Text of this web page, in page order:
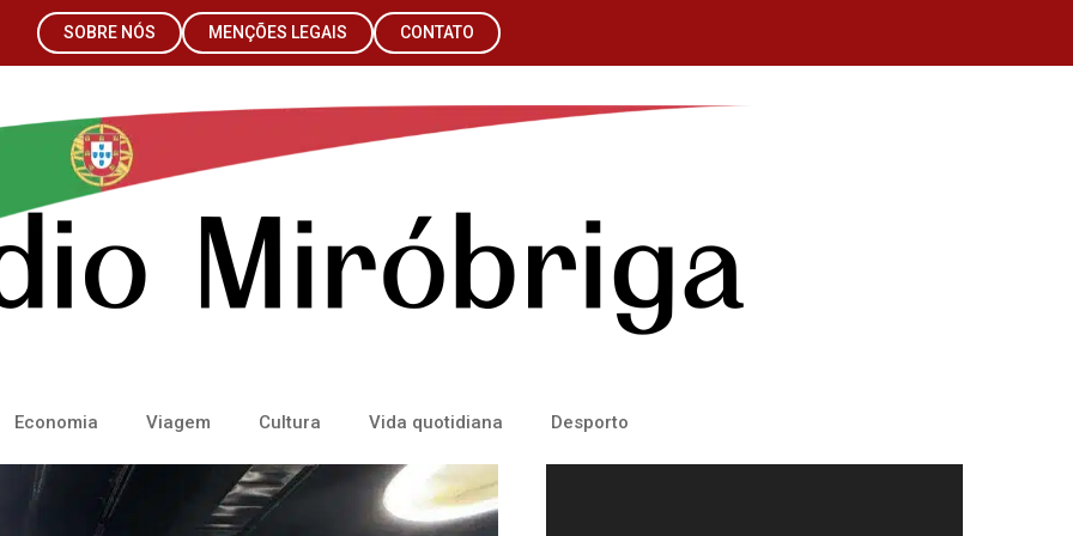
SOBRE NÓS MENÇÕES LEGAIS CONTATO
Economia Viagem Cultura Vida quotidiana Desporto